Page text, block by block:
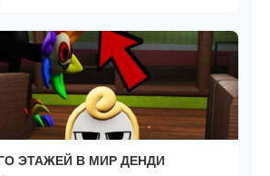
ЭТАЖЕЙ В МИР ДЕНДИ